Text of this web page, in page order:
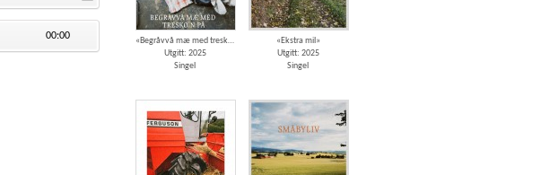
00:00
«Begråvvå mæ med tresko`n på»
Utgitt: 2025
Singel
«Ekstra mil»
Utgitt: 2025
Singel